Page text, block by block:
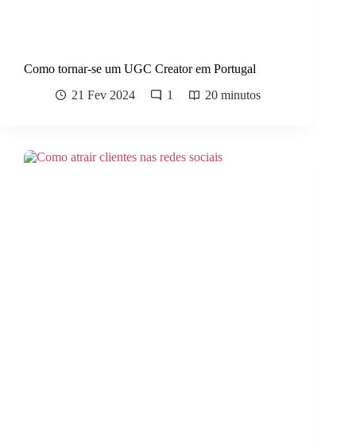
Como tornar-se um UGC Creator em Portugal
21 Fev 2024
1 20 minutos